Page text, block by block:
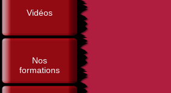
Vidéos
Nos
formations